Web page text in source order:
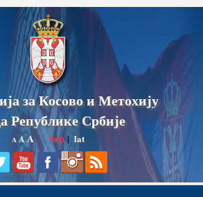
за Косово и Метохију
Републике Србије
A AA ћир|lat